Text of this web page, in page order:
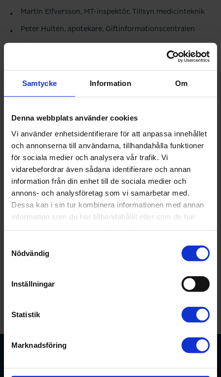
Samtycke Information Om
Denna webbplats använder cookies
Vi använder enhetsidentifierare för att anpassa innehållet
och annonserna till användarna, tillhandahålla funktioner
för sociala medier och analysera vår trafik. Vi
vidarebefordrar även sådana identifierare och annan
information från din enhet till de sociala medier och
annons- och analysföretag som vi samarbetar med.
Dessa kan i sin tur kombinera informationen med annan
information som du har tillhandahållit eller som de har
Nödvändig
Inställningar
Statistik
Marknadsföring
Datum: 2 september
Martin Elfversson, MT-inspektör, Tillsyn medicinteknik
Peter Hultén, apotekare, Giftinformationscentralen
Oskar Dixelius, utredare, Läkemedelstillgänglighet
Tillsammans ger de en samlad bild av hur det är att arbeta
och roller.
Ta chansen att upptäcka nya möjligheter och bredda din
bild av vad en farmaceutisk karriär kan innebära!
Du behöver vara inloggad för att anmäla dig.